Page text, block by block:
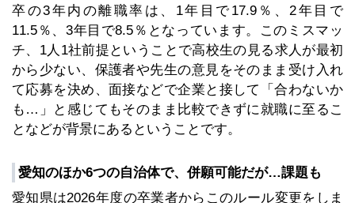
卒の3年内の離職率は、1年目で17.9％、2年目で
11.5％、3年目で8.5％となっています。このミスマッ
チ、1人1社前提ということで高校生の見る求人が最初
から少ない、保護者や先生の意見をそのまま受け入れ
て応募を決め、面接などで企業と接して「合わないか
も…」と感じてもそのまま比較できずに就職に至るこ
となどが背景にあるということです。
愛知のほか6つの自治体で、併願可能だが…課題も
愛知県は2026年度の卒業者からこのルール変更をしま